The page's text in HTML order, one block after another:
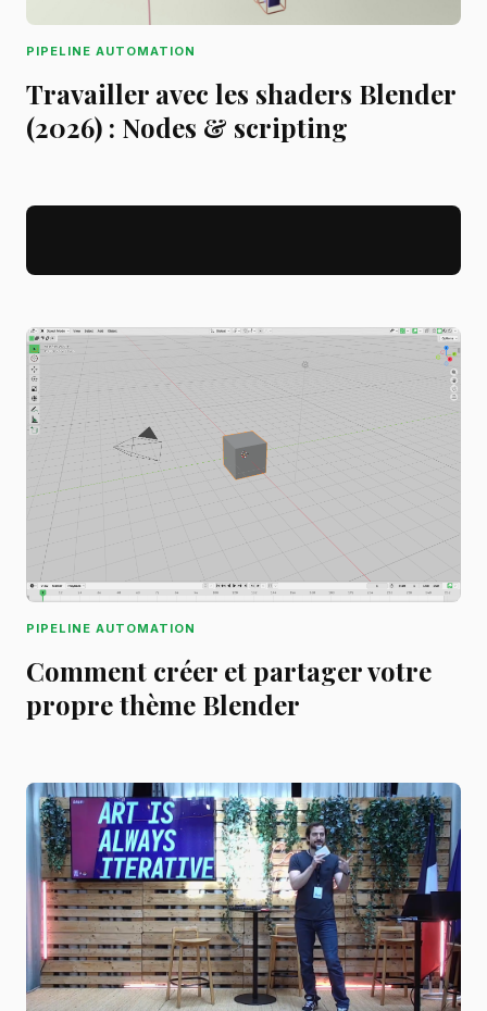
PIPELINE AUTOMATION
Travailler avec les shaders Blender
(2026) : Nodes & scripting
PIPELINE AUTOMATION
Comment créer et partager votre
propre thème Blender